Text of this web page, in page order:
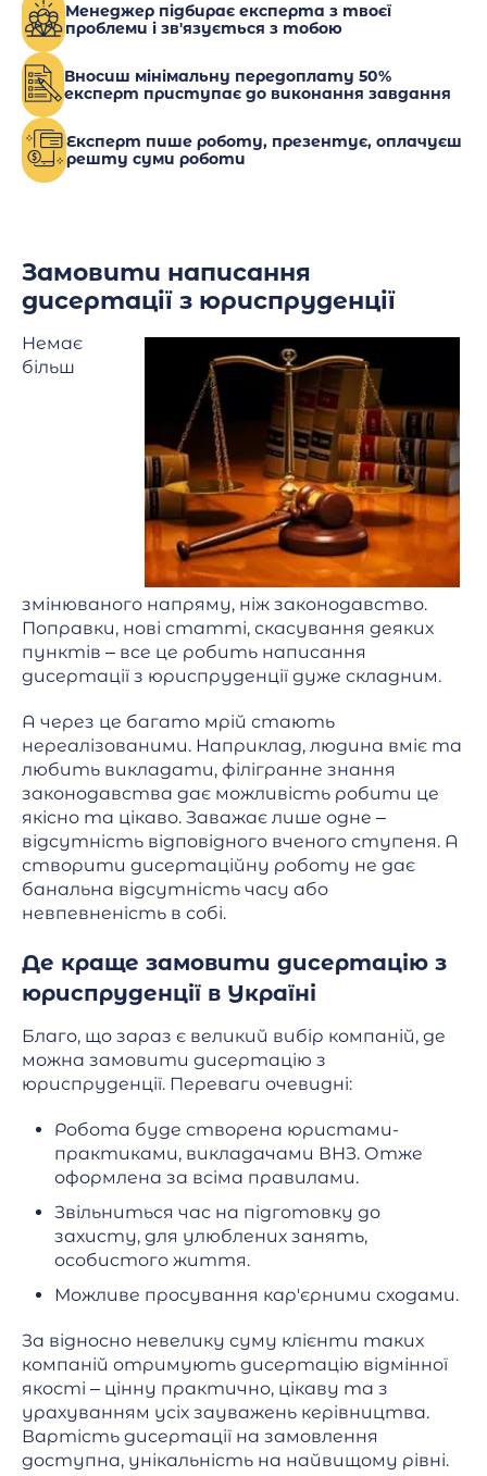
Менеджер підбирає експерта з твоєї
проблеми і зв'язується з тобою
Вносиш мінімальну передоплату 50%
експерт приступає до виконання завдання
Експерт пише роботу, презентує, оплачуєш
решту суми роботи
Замовити написання
дисертації з юриспруденції
Немає
більш
змінюваного напряму, ніж законодавство.
Поправки, нові статті, скасування деяких
пунктів – все це робить написання
дисертації з юриспруденції дуже складним.
А через це багато мрій стають
нереалізованими. Наприклад, людина вміє та
любить викладати, філігранне знання
законодавства дає можливість робити це
якісно та цікаво. Заважає лише одне –
відсутність відповідного вченого ступеня. А
створити дисертаційну роботу не дає
банальна відсутність часу або
невпевненість в собі.
Де краще замовити дисертацію з
юриспруденції в Україні
Благо, що зараз є великий вибір компаній, де
можна замовити дисертацію з
юриспруденції. Переваги очевидні:
Робота буде створена юристами-
практиками, викладачами ВНЗ. Отже
оформлена за всіма правилами.
Звільниться час на підготовку до
захисту, для улюблених занять,
особистого життя.
Можливе просування кар'єрними сходами.
За відносно невелику суму клієнти таких
компаній отримують дисертацію відмінної
якості – цінну практично, цікаву та з
урахуванням усіх зауважень керівництва.
Вартість дисертації на замовлення
доступна, унікальність на найвищому рівні.